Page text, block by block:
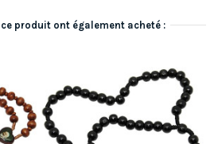
produit ont également acheté :